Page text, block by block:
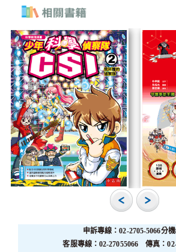
申訴專線：02-2705-5066分
客服專線：02-27055066 傳真：